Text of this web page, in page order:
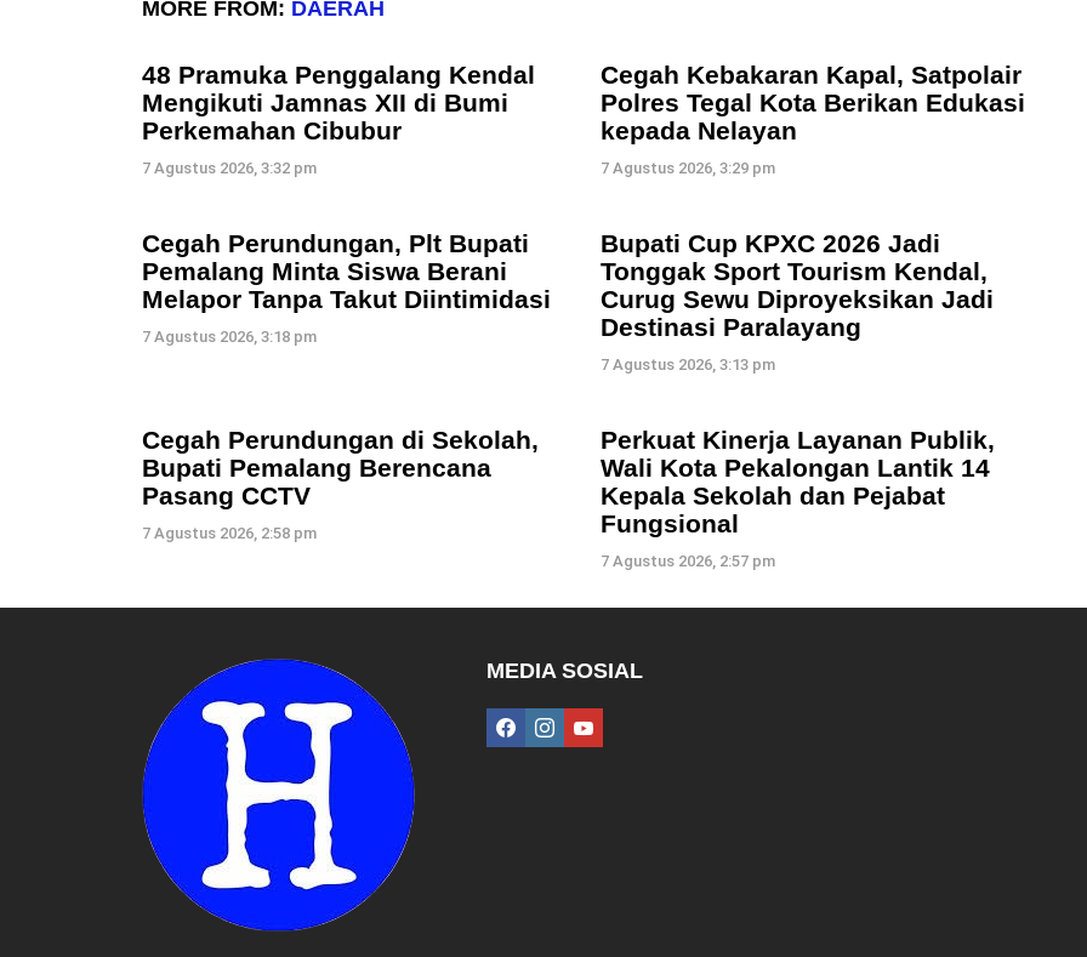
MORE FROM: DAERAH
48 Pramuka Penggalang Kendal
Mengikuti Jamnas XII di Bumi
Perkemahan Cibubur
7 Agustus 2026, 3:32 pm
Cegah Kebakaran Kapal, Satpolair
Polres Tegal Kota Berikan Edukasi
kepada Nelayan
7 Agustus 2026, 3:29 pm
Cegah Perundungan, Plt Bupati
Pemalang Minta Siswa Berani
Melapor Tanpa Takut Diintimidasi
7 Agustus 2026, 3:18 pm
Bupati Cup KPXC 2026 Jadi
Tonggak Sport Tourism Kendal,
Curug Sewu Diproyeksikan Jadi
Destinasi Paralayang
7 Agustus 2026, 3:13 pm
Cegah Perundungan di Sekolah,
Bupati Pemalang Berencana
Pasang CCTV
7 Agustus 2026, 2:58 pm
Perkuat Kinerja Layanan Publik,
Wali Kota Pekalongan Lantik 14
Kepala Sekolah dan Pejabat
Fungsional
7 Agustus 2026, 2:57 pm
MEDIA SOSIAL
facebookinstagramyoutube